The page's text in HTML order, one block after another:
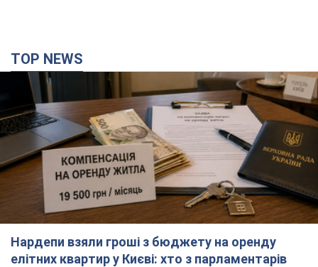
TOP NEWS
Нардепи взяли гроші з бюджету на оренду
елітних квартир у Києві: хто з парламентарів